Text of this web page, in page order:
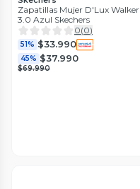
Zapatillas Mujer D'Lux Walker
3.0 Azul Skechers
0(0)
51% $33.990
45% $37.990
$69.990